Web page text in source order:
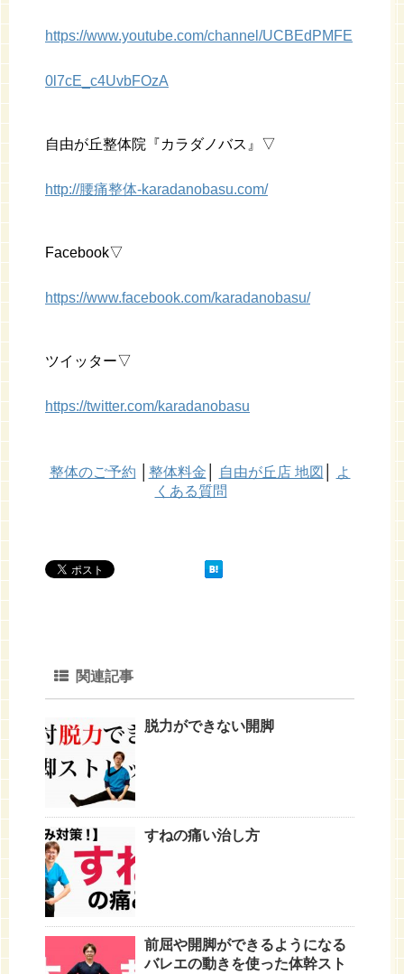
https://www.youtube.com/channel/UCBEdPMFE
0l7cE_c4UvbFOzA
自由が丘整体院『カラダノバス』▽
http://腰痛整体-karadanobasu.com/
Facebook▽
https://www.facebook.com/karadanobasu/
ツイッター▽
https://twitter.com/karadanobasu
整体のご予約 整体料金 自由が丘店 地図
よ
くある質問
関連記事
脱力ができない開脚
すねの痛い治し方
前屈や開脚ができるようになる
バレエの動きを使った体幹スト